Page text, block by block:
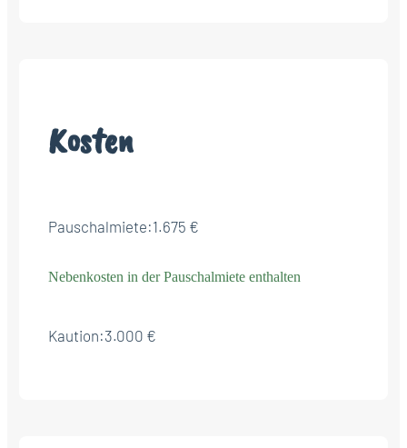
Kosten
Pauschalmiete:1.675 €
Nebenkosten in der Pauschalmiete enthalten
Kaution:3.000 €